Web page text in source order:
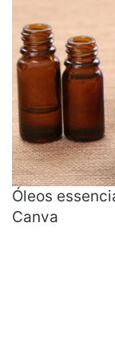
Óleos
Canva